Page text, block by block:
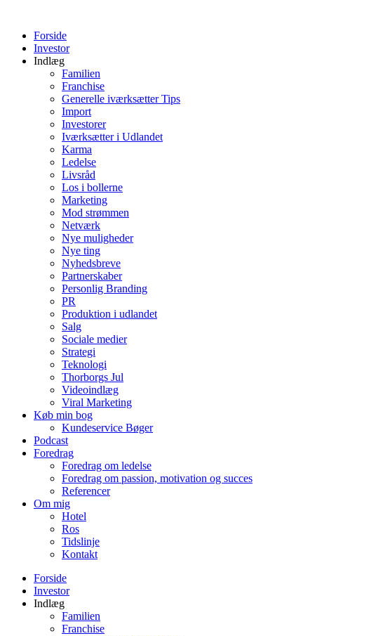
indholdForside
Investor
Indlæg
Familien
Franchise
Generelle iværksætter Tips
Import
Investorer
Iværksætter i Udlandet
Karma
Ledelse
Livsråd
Los i bollerne
Marketing
Mod strømmen
Netværk
Nye muligheder
Nye ting
Nyhedsbreve
Partnerskaber
Personlig Branding
PR
Produktion i udlandet
Salg
Sociale medier
Strategi
Teknologi
Thorborgs Jul
Videoindlæg
Viral Marketing
Køb min bog
Kundeservice Bøger
Podcast
Foredrag
Foredrag om ledelse
Foredrag om passion, motivation og succes
Referencer
Om mig
Hotel
Ros
Tidslinje
Kontakt
Forside
Investor
Indlæg
Familien
Franchise